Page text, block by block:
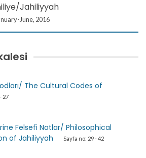
Jahiliyyah
June, 2016
The Cultural Codes of
27
Felsefi Notlar/ Philosophical
of Jahiliyyah
Sayfa no: 29 - 42